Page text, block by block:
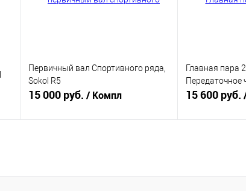
Первичный вал Спортивного ряда,
Sokol R5
15 000 руб. / Компл
Главная пара
Передаточное
15 600 руб.